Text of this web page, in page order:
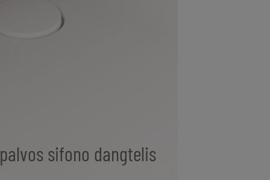
sifono dangtelis